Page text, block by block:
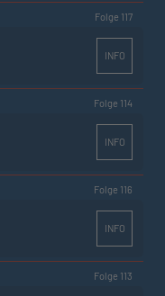
Folge 117
INFO
Folge 114
INFO
Folge 116
INFO
Folge 113